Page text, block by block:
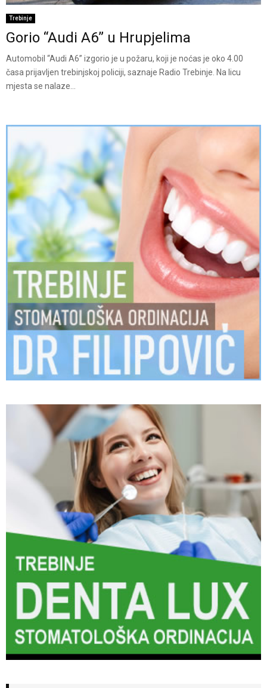
Trebinje
Gorio “Audi A6” u Hrupjelima
Automobil “Audi A6” izgorio je u požaru, koji je noćas je oko 4.00
časa prijavljen trebinjskoj policiji, saznaje Radio Trebinje. Na licu
mjesta se nalaze...